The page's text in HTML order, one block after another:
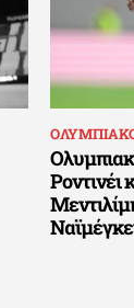
Ροντινέι